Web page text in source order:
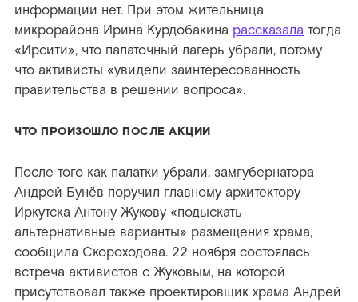
информации нет. При этом жительница
микрорайона Ирина Курдобакина рассказала тогда
«Ирсити», что палаточный лагерь убрали, потому
что активисты «увидели заинтересованность
правительства в решении вопроса».
ЧТО ПРОИЗОШЛО ПОСЛЕ АКЦИИ
После того как палатки убрали, замгубернатора
Андрей Бунёв поручил главному архитектору
Иркутска Антону Жукову «подыскать
альтернативные варианты» размещения храма,
сообщила Скороходова. 22 ноября состоялась
встреча активистов с Жуковым, на которой
присутствовал также проектировщик храма Андрей